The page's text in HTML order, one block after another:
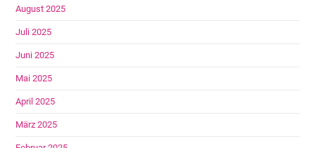
August 2025
Juli 2025
Juni 2025
Mai 2025
April 2025
März 2025